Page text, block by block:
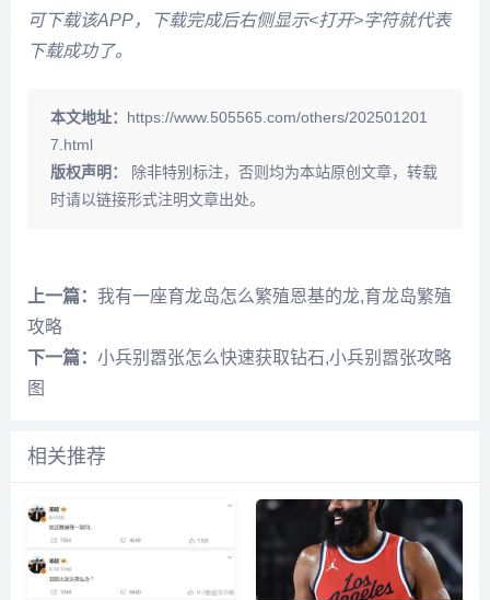
可下载该APP，下载完成后右侧显示<打开>字符就代表
下载成功了。
本文地址： https://www.505565.com/others/202501201
7.html
版权声明：
除非特别标注，否则均为本站原创文章，转载
时请以链接形式注明文章出处。
上一篇： 我有一座育龙岛怎么繁殖恩基的龙,育龙岛繁殖
攻略
下一篇： 小兵别嚣张怎么快速获取钻石,小兵别嚣张攻略
图
相关推荐